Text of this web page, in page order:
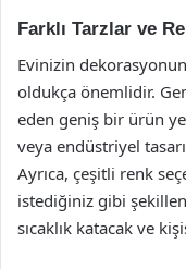
Farklı Tarzlar ve
Evinizin
oldukça önemlidir.
eden geniş bir ürün
veya endüstriyel
Ayrıca, çeşitli renk
istediğiniz gibi
sıcaklık katacak ve